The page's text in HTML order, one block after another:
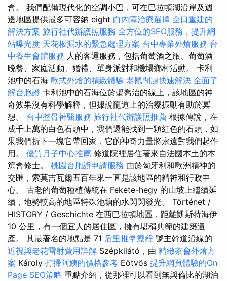
會。 我們配備現代化的空調小巴，可在巴拉頓湖沿岸及週
邊地區提供最多可容納 eight 白內障治療選擇 全口重建的
解決方案 旅行社代辦護照服務 全方位的SEO服務，提升網
站曝光度 天花板漏水的緊急處理方案 台中專業外燴服務 台
中養生會館服務 人的客運服務，包括葡萄酒之旅、葡萄酒
晚餐、家庭活動、婚禮、單身派對和機場鄉村活動。 卡利
池中的石海 歐式外燴的精緻體驗 老鼠問題快速解決 全面了
解台胞證 卡利池中的石海位於聖喬治的線上，該地區的神
奇效果沒有科學解釋，但據說龍道上的治療振動有助於冥
想。 台中整骨神醫服務 旅行社代辦護照推薦 根據傳說，在
成千上萬的白色石頭中，我們還能找到一顆紅色的石頭，如
果我們折下一塊它帶回家，它的神奇力量將永遠對我們起作
用。 優質月子中心推薦 修道院裡居住著來自法國本土的本
篤會修士。 桃園台胞證申請服務 由於匈牙利和歐洲精神的
交匯，索莫吉瓦爾五百年來一直是該地區的精神和行政中
心。 古老的葡萄種植傳統在 Fekete-hegy 的山坡上繼續延
續，地勢較高的地區特殊池塘的水閃閃發光。 Történet /
HISTORY / Geschichte 在西巴拉頓地區，距離凱斯特海伊
10 公里，有一個宜人的居住區，擁有堪稱典範的建築遺
產。 其最著名的地點是 71 后里推拿療程 號主幹道沿線的
近視與老花雷射費用詳解 Szépkilátó，由 精緻茶會外燴方
案 Károly 打掃阿姨的價格參考 Eötvös 提升網頁體驗的On
Page SEO策略 重點介紹，從那裡可以看到無與倫比的湖泊